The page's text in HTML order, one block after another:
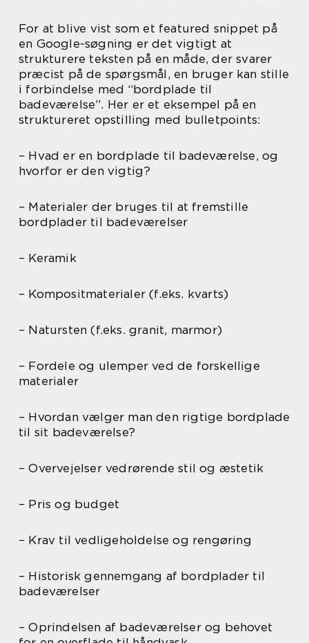
For at blive vist som et featured snippet på
en Google-søgning er det vigtigt at
strukturere teksten på en måde, der svarer
præcist på de spørgsmål, en bruger kan stille
i forbindelse med “bordplade til
badeværelse”. Her er et eksempel på en
struktureret opstilling med bulletpoints:
– Hvad er en bordplade til badeværelse, og
hvorfor er den vigtig?
– Materialer der bruges til at fremstille
bordplader til badeværelser
– Keramik
– Kompositmaterialer (f.eks. kvarts)
– Natursten (f.eks. granit, marmor)
– Fordele og ulemper ved de forskellige
materialer
– Hvordan vælger man den rigtige bordplade
til sit badeværelse?
– Overvejelser vedrørende stil og æstetik
– Pris og budget
– Krav til vedligeholdelse og rengøring
– Historisk gennemgang af bordplader til
badeværelser
– Oprindelsen af badeværelser og behovet